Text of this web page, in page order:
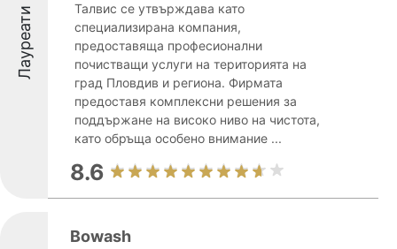
Лауреати
Талвис се утвърждава като
специализирана компания,
предоставяща професионални
почистващи услуги на територията на
град Пловдив и региона. Фирмата
предоставя комплексни решения за
поддържане на високо ниво на чистота,
като обръща особено внимание ...
8.6
Bowash